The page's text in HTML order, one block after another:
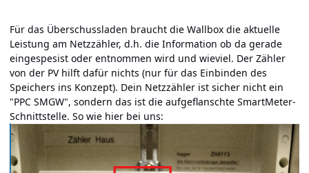
Für das Überschussladen braucht die Wallbox die aktuelle
Leistung am Netzzähler, d.h. die Information ob da gerade
eingespesist oder entnommen wird und wieviel. Der Zähler
von der PV hilft dafür nichts (nur für das Einbinden des
Speichers ins Konzept). Dein Netzzähler ist sicher nicht ein
"PPC SMGW", sondern das ist die aufgeflanschte SmartMeter-
Schnittstelle. So wie hier bei uns: